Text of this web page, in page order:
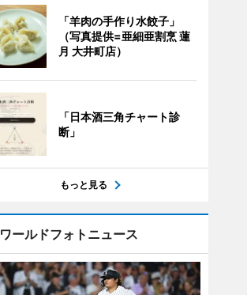
「羊肉の手作り水餃子」
（写真提供=亜細亜割烹 蓮
月 大井町店）
「日本酒三角チャート診
断」
もっと見る
ワールドフォトニュース